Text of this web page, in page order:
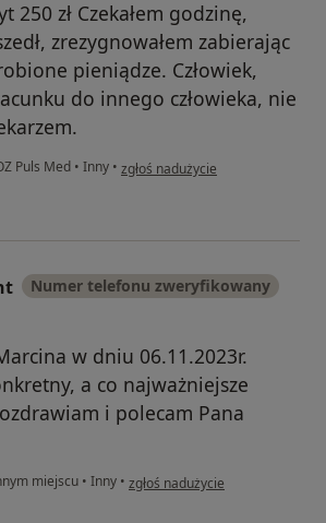
250 zł Czekałem godzinę,
zrezygnowałem zabierając
pieniądze. Człowiek,
do innego człowieka, nie
Puls Med • Inny • w opinii użytkownika Zbigniew K.
zgłoś nadużycie
Numer telefonu zweryfikowany
w dniu 06.11.2023r.
a co najważniejsze
i polecam Pana
miejscu • Inny • w opinii użytkownika Młody
zgłoś nadużycie